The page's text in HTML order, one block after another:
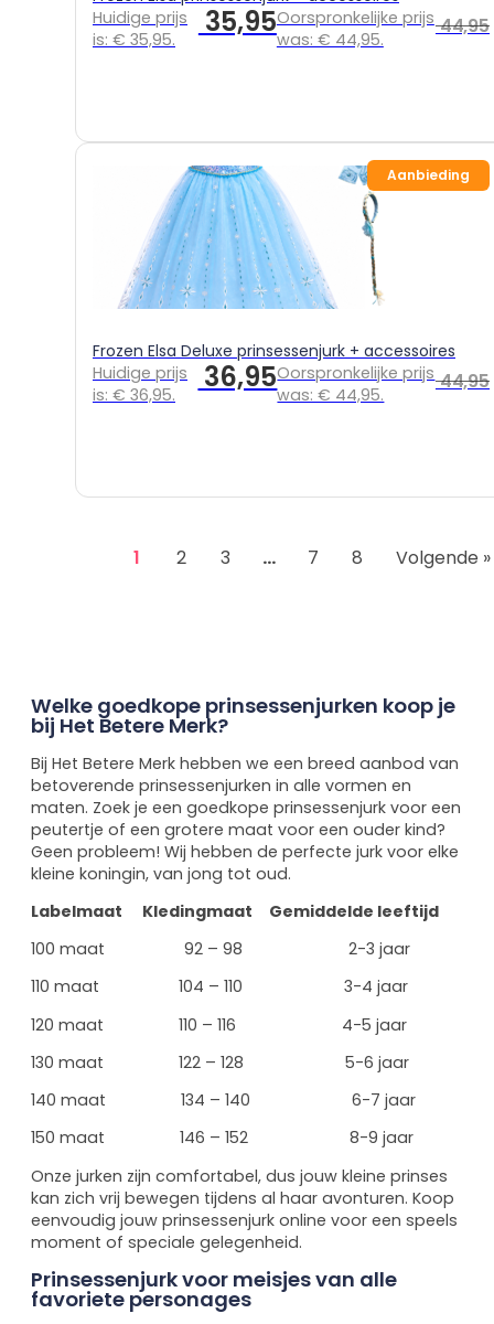
44,95
Oorspronkelijke prijs
was: € 44,95.
35,95
Huidige prijs
is: € 35,95.
Frozen Elsa Deluxe prinsessenjurk + accessoires
44,95
Oorspronkelijke prijs
was: € 44,95.
36,95
Huidige prijs
is: € 36,95.
Aanbieding
1 2 3 … 7 8 Volgende »
Welke goedkope prinsessenjurken koop je
bij Het Betere Merk?
Bij Het Betere Merk hebben we een breed aanbod van
betoverende prinsessenjurken in alle vormen en
maten. Zoek je een goedkope prinsessenjurk voor een
peutertje of een grotere maat voor een ouder kind?
Geen probleem! Wij hebben de perfecte jurk voor elke
kleine koningin, van jong tot oud.
Labelmaat Kledingmaat Gemiddelde leeftijd
100 maat 92 – 98 2-3 jaar
110 maat 104 – 110 3-4 jaar
120 maat 110 – 116 4-5 jaar
130 maat 122 – 128 5-6 jaar
140 maat 134 – 140 6-7 jaar
150 maat 146 – 152 8-9 jaar
Onze jurken zijn comfortabel, dus jouw kleine prinses
kan zich vrij bewegen tijdens al haar avonturen. Koop
eenvoudig jouw prinsessenjurk online voor een speels
moment of speciale gelegenheid.
Prinsessenjurk voor meisjes van alle
favoriete personages